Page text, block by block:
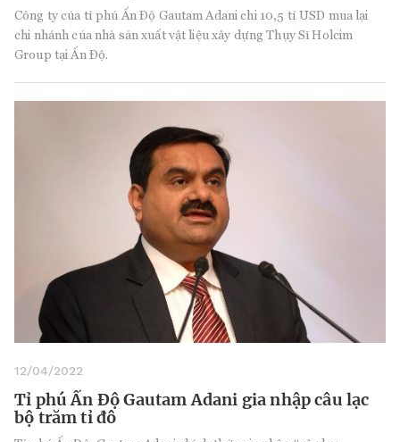
Công ty của tỉ phú Ấn Độ Gautam Adani chi 10,5 tỉ USD mua lại
chi nhánh của nhà sản xuất vật liệu xây dựng Thụy Sĩ Holcim
Group tại Ấn Độ.
12/04/2022
Tỉ phú Ấn Độ Gautam Adani gia nhập câu lạc
bộ trăm tỉ đô